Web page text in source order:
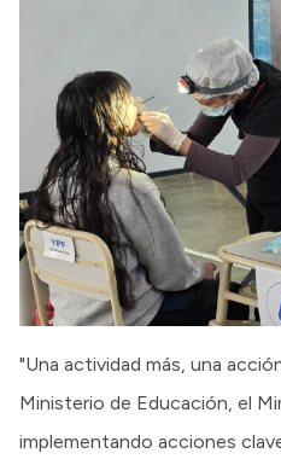
"Una actividad más, una
Ministerio de Educación, el
implementando acciones